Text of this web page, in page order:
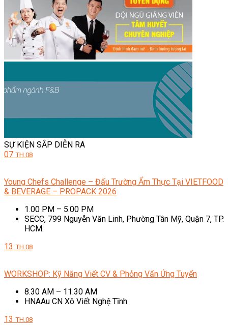
SỰ KIỆN SẮP DIỄN RA
07 TH.08
Young Chefs Challenge – Đấu Trường Ẩm Thực Tại VIETFOOD
& BEVERAGE – PROPACK 2026
1.00 PM – 5.00 PM
SECC, 799 Nguyễn Văn Linh, Phường Tân Mỹ, Quận 7, TP.
HCM.
13 TH.08
WORKSHOP: Kỹ Năng Viết CV & Phỏng Vấn Ứng Tuyển
8.30 AM – 11.30 AM
HNAAu CN Xô Viết Nghệ Tĩnh
13 TH.08